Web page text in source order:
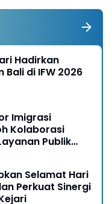
Hadirkan
Bali di IFW 2026
Imigrasi
Kolaborasi
Publik
Selamat Hari
Perkuat Sinergi